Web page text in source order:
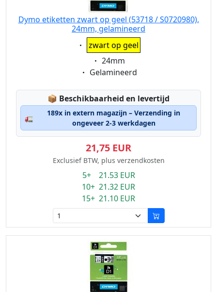
Dymo etiketten zwart op geel (53718 / S0720980),
24mm, gelamineerd
Eigenschaft:
zwart op geel
Eigenschaft:
24mm
Eigenschaft:
Gelamineerd
📦 Lagerstatus:
Beschikbaarheid en levertijd
🚛
189x in extern magazijn – Verzending in
ongeveer 2-3 werkdagen
21,75 EUR
Exclusief BTW, plus verzendkosten
5+ 21.53 EUR
10+ 21.32 EUR
15+ 21.10 EUR